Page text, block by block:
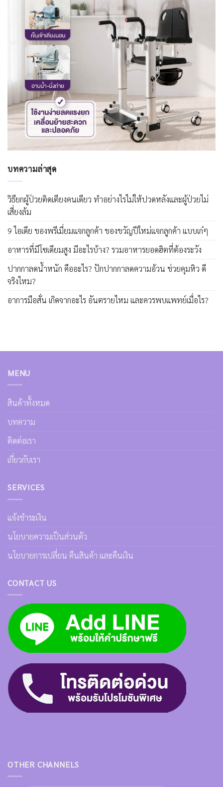
บทความล่าสุด
วิธียกผู้ป่วยติดเตียงคนเดียว ทำอย่างไรไม่ให้ปวดหลังและผู้ป่วยไม่
เสี่ยงล้ม
9 ไอเดีย ของพรีเมี่ยมแจกลูกค้า ของขวัญปีใหม่แจกลูกค้า แบบเก๋ๆ
อาหารที่มีโซเดียมสูง มีอะไรบ้าง? รวมอาหารยอดฮิตที่ต้องระวัง
ปากกาลดน้ำหนัก คืออะไร? ปักปากกาลดความอ้วน ช่วยคุมหิว ดี
จริงไหม?
อาการมือสั่น เกิดจากอะไร อันตรายไหม และควรพบแพทย์เมื่อไร?
MENU
สินค้าทั้งหมด
บทความ
ติดต่อเรา
เกี่ยวกับเรา
SERVICES
แจ้งชำระเงิน
นโยบายความเป็นส่วนตัว
นโยบายการเปลี่ยน คืนสินค้า และคืนเงิน
CONTACT US
OTHER CHANNELS